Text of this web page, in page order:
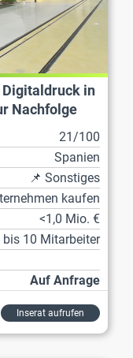
Digitaldruck in
Nachfolge
21/100
Spanien
📌 Sonstiges
kaufen
<1,0 Mio. €
bis 10 Mitarbeiter
Auf Anfrage
Inserat aufrufen